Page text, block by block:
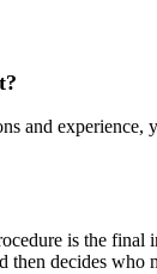
and experience,
is the final
then decides who